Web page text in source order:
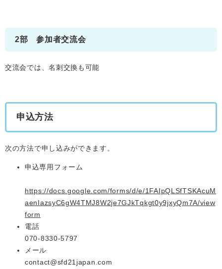
2部 参加者交流会
交流会では、名刺交換も可能
申込方法
次の方法で申し込みができます。
申込専用フォーム
https://docs.google.com/forms/d/e/1FAIpQLSfTSKAcuM
aenIazsyC6gW4TMJ8W2je7GJkTqkgt0y9jxyQm7A/view
form
電話
070-8330-5797
メール
contact@sfd21japan.com